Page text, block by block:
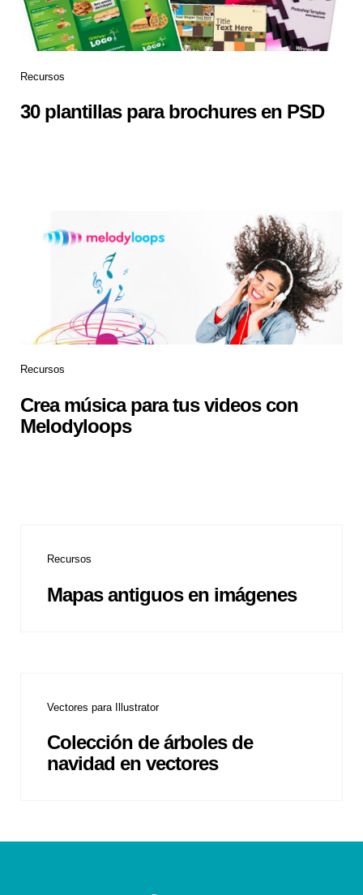
Recursos
30 plantillas para brochures en PSD
Recursos
Crea música para tus videos con
Melodyloops
Recursos
Mapas antiguos en imágenes
Vectores para Illustrator
Colección de árboles de
navidad en vectores